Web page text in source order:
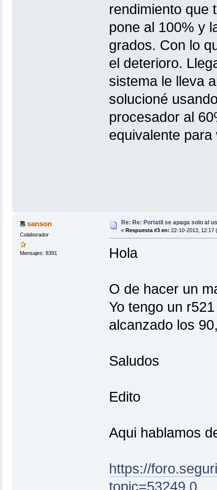
rendimiento que
pone al 100% y
grados. Con lo
el deterioro.
sistema le lleva
solucioné
procesador al
equivalente para
sanson
Colaborador
Mensajes: 8391
Re: Re: Portatil se apaga solo al
« Respuesta #3 en: 22-10-2013, 12:17
Hola
O de hacer un
Yo tengo un
alcanzado los
Saludos
Edito
Aqui hablamos
https://
topic=53249.0